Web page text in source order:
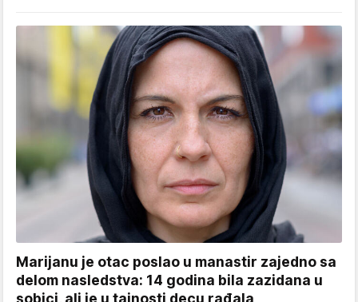
Marijanu je otac poslao u manastir zajedno sa
delom nasledstva: 14 godina bila zazidana u
sobici, ali je u tajnosti decu rađala